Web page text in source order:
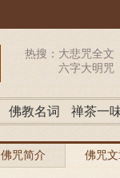
热搜： 大悲咒全文
六字大明咒
佛教名词 禅茶一
佛咒简介 佛咒